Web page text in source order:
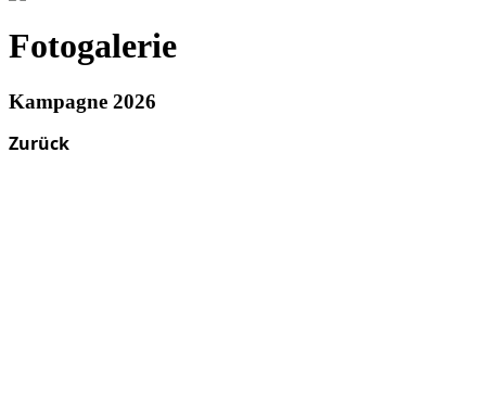
Fotogalerie
Kampagne 2026
Zurück